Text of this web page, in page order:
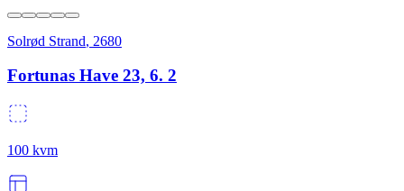
Solrød Strand, 2680
Fortunas Have 23, 6. 2
100 kvm